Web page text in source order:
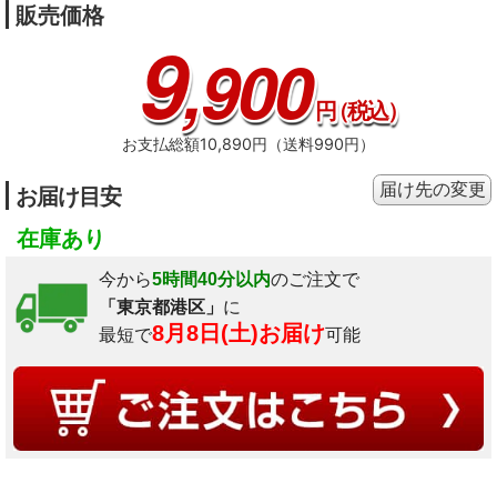
販売価格
9,900円（税込）
お支払総額10,890円（送料990円）
お届け目安
在庫あり
今から5時間40分以内のご注文で
「東京都港区」 に
最短で8月8日(土)お届け可能
届け先の変更